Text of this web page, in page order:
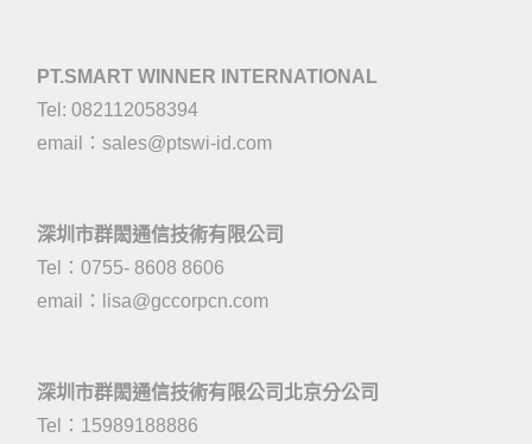
PT.SMART WINNER INTERNATIONAL
Tel: 082112058394
email： sales@ptswi-id.com
深圳市群閎通信技術有限公司
Tel：0755- 8608 8606
email：
lisa@gccorpcn.com
深圳市群閎通信技術有限公司北京分公司
Tel：15989188886